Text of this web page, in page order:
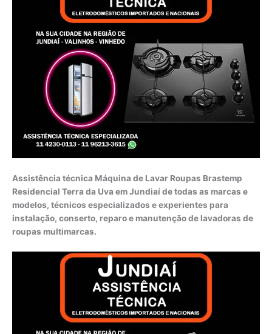
Assistência técnica Máquina de Lavar Roupas Brastemp
Residencial Terra da Uva em Jundiaí de todas as marcas e
modelos, técnicos especializados e experientes para
instalação, conserto, reparo e manutenção de lavadoras de
roupas multimarcas.